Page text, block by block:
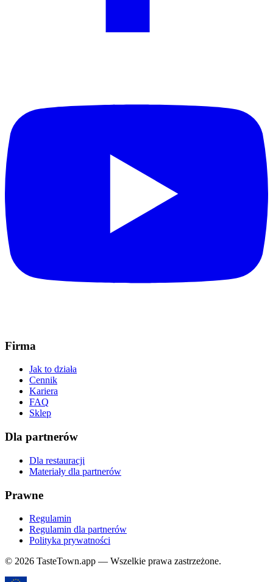
Firma
Jak to działa
Cennik
Kariera
FAQ
Sklep
Dla partnerów
Dla restauracji
Materiały dla partnerów
Prawne
Regulamin
Regulamin dla partnerów
Polityka prywatności
© 2026 TasteTown.app — Wszelkie prawa zastrzeżone.